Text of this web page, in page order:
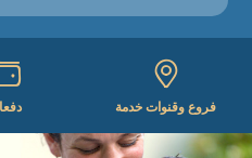
فروع وقنوات خدمة دفعات